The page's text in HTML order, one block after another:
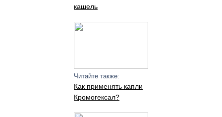
кашель
Читайте также:
Как применять капли
Кромогексал?